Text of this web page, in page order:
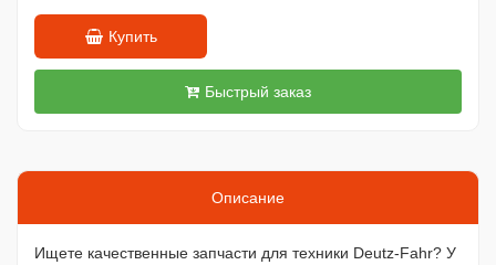
Купить
Быстрый заказ
Описание
Ищете качественные запчасти для техники Deutz-Fahr? У